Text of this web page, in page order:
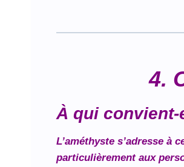
4.
À qui convient-
L’améthyste s’adresse
particulièrement aux